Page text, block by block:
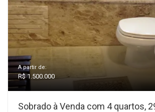
A partir de:
R$ 1.500.000
Sobrado à Venda com 4 quartos,